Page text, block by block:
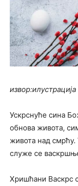
извор:илустрација
Ускрснуће сина
обнова живота,
живота над
служе се
Хришћани Васкрс